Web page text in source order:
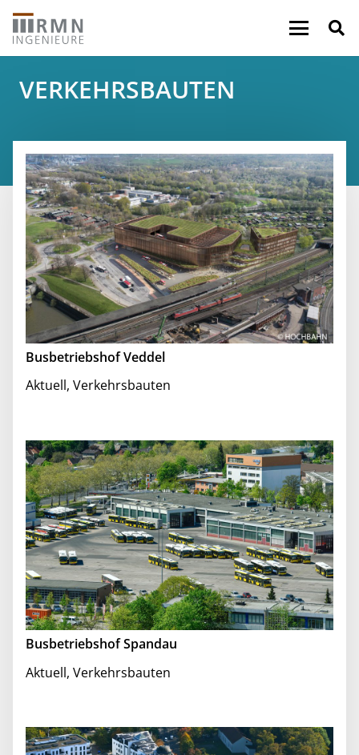
VERKEHRSBAUTEN
Busbetriebshof Veddel
Aktuell, Verkehrsbauten
Busbetriebshof Spandau
Aktuell, Verkehrsbauten